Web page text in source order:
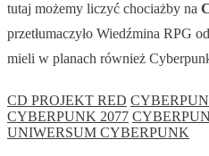
tutaj możemy liczyć chociażby na
przetłumaczyło Wiedźmina RPG
mieli w planach również
CD PROJEKT RED
CYBERPUNK 2077
UNIWERSUM CYBERPUNK